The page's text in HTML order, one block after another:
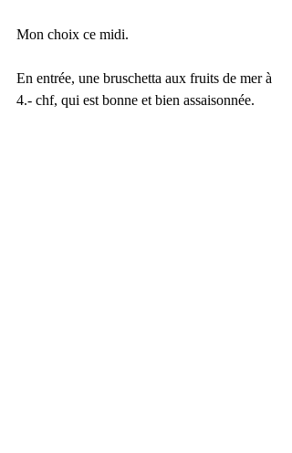
Mon choix ce midi.
En entrée, une bruschetta aux fruits de mer à
4.- chf, qui est bonne et bien assaisonnée.